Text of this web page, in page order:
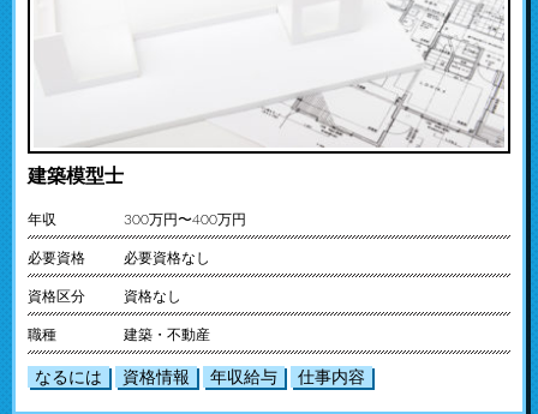
建築模型士
年収 300万円〜400万円
必要資格 必要資格なし
資格区分 資格なし
職種 建築・不動産
なるには 資格情報 年収給与 仕事内容